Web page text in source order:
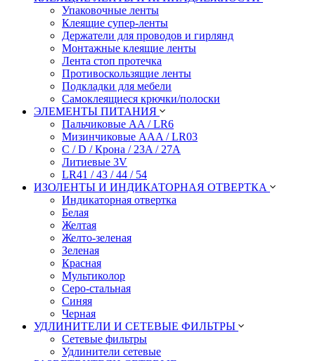
Упаковочные ленты
Клеящие супер-ленты
Держатели для проводов и гирлянд
Монтажные клеящие ленты
Лента стоп протечка
Противоскользящие ленты
Подкладки для мебели
Самоклеящиеся крючки/полоски
ЭЛЕМЕНТЫ ПИТАНИЯ
Пальчиковые AA / LR6
Мизинчиковые AAA / LR03
C / D / Крона / 23A / 27A
Литиевые 3V
LR41 / 43 / 44 / 54
ИЗОЛЕНТЫ И ИНДИКАТОРНАЯ ОТВЕРТКА
Индикаторная отвертка
Белая
Желтая
Желто-зеленая
Зеленая
Красная
Мультиколор
Серо-стальная
Синяя
Черная
УДЛИНИТЕЛИ И СЕТЕВЫЕ ФИЛЬТРЫ
Сетевые фильтры
Удлинители сетевые